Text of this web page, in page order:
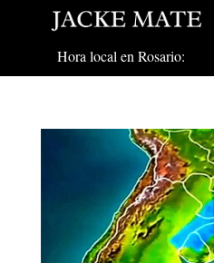
Hora local en Rosario: